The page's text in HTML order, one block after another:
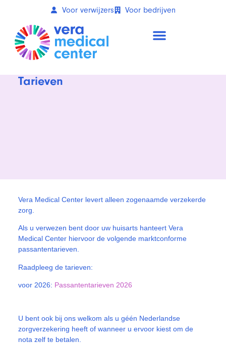
Voor verwijzers Voor bedrijven
Tarieven
Vera Medical Center levert alleen zogenaamde verzekerde
zorg.
Als u verwezen bent door uw huisarts hanteert Vera
Medical Center hiervoor de volgende marktconforme
passantentarieven.
Raadpleeg de tarieven:
voor 2026: Passantentarieven 2026
U bent ook bij ons welkom als u géén Nederlandse
zorgverzekering heeft of wanneer u ervoor kiest om de
nota zelf te betalen.